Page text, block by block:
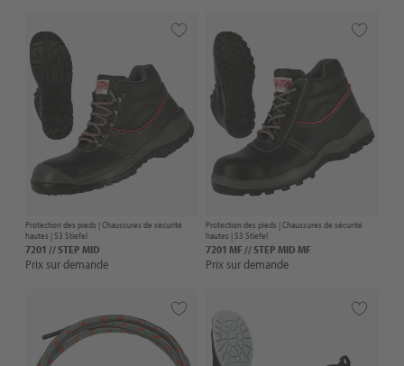
Protection des pieds |Chaussures de sécurité
hautes | S3 Stiefel
7201 // STEP MID
Prix sur demande
Protection des pieds |Chaussures de sécurité
hautes | S3 Stiefel
7201 MF // STEP MID MF
Prix sur demande